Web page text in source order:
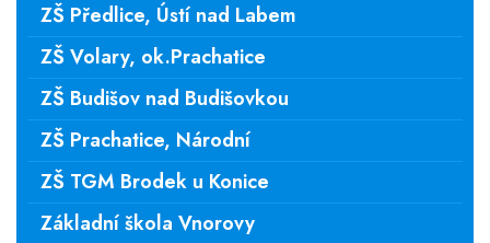
ZŠ Předlice, Ústí nad Labem
ZŠ Volary, ok.Prachatice
ZŠ Budišov nad Budišovkou
ZŠ Prachatice, Národní
ZŠ TGM Brodek u Konice
Základní škola Vnorovy